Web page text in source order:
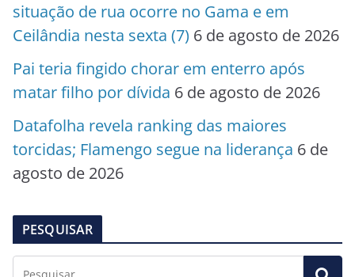
situação de rua ocorre no Gama e em
Ceilândia nesta sexta (7) 6 de agosto de 2026
Pai teria fingido chorar em enterro após
matar filho por dívida 6 de agosto de 2026
Datafolha revela ranking das maiores
torcidas; Flamengo segue na liderança 6 de
agosto de 2026
PESQUISAR